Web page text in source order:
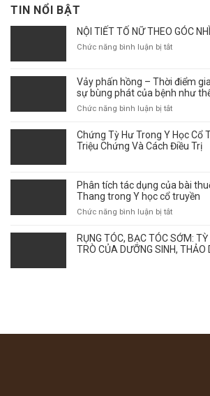
TIN NỔI BẬT
NỘI TIẾT TỐ NỮ THEO GÓC
Chức năng bình luận bị tắtở
TỐ
NỮ
THEO
NHÌN
Y
Vảy phấn hồng – Thời điểm
sự bùng phát của bệnh như
Chức năng bình luận bị tắtở
phấn
hồng
điểm
giao
mùa
ảnh
tới
sự
nào?
Chứng Tỳ Hư Trong Y Học Cổ
Triệu Chứng Và Cách Điều Trị
Phân tích tác dụng của bài
Thang trong Y học cổ truyền
Chức năng bình luận bị tắtở
tích
tác
RỤNG TÓC, BẠC TÓC SỚM:
TRÒ CỦA DƯỠNG SINH, THẢO